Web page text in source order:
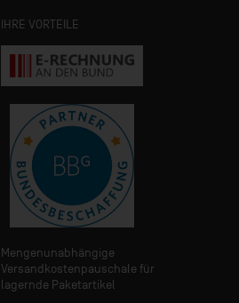
IHRE VORTEILE
Mengenunabhängige
Versandkostenpauschale für
lagernde Paketartikel